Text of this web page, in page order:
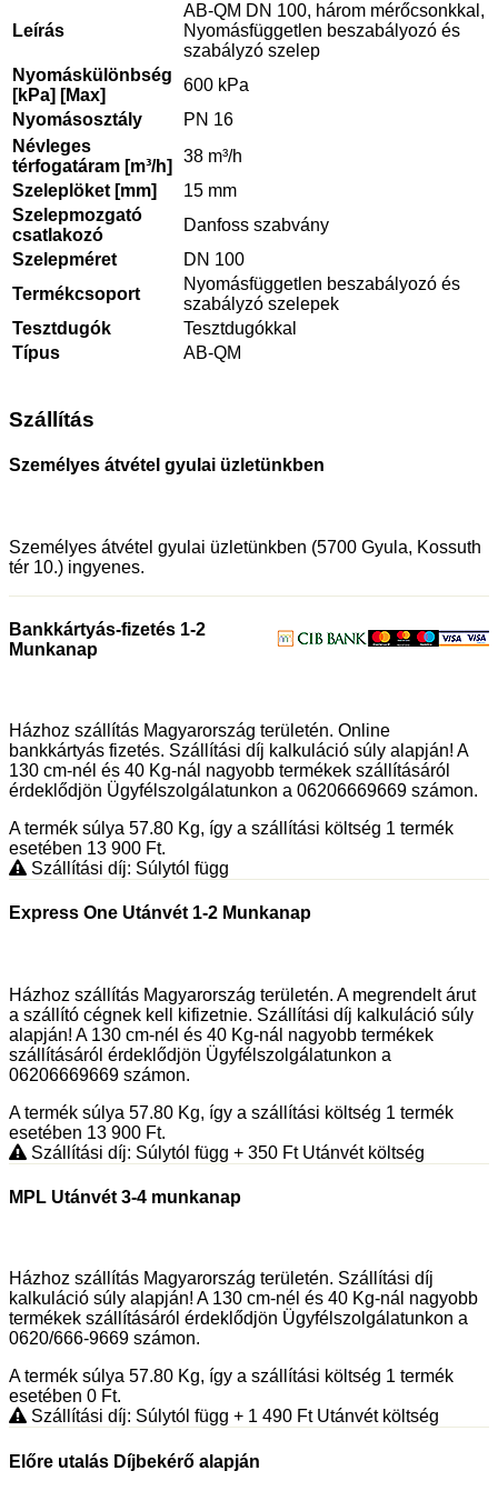
Leírás
AB-QM DN 100, három mérőcsonkkal,
Nyomásfüggetlen beszabályozó és
szabályzó szelep
Nyomáskülönbség
[kPa] [Max]
600 kPa
Nyomásosztály
PN 16
Névleges
térfogatáram [m³/h]
38 m³/h
Szeleplöket [mm]
15 mm
Szelepmozgató
csatlakozó
Danfoss szabvány
Szelepméret
DN 100
Termékcsoport
Nyomásfüggetlen beszabályozó és
szabályzó szelepek
Tesztdugók
Tesztdugókkal
Típus
AB-QM
Szállítás
Személyes átvétel gyulai üzletünkben
Személyes átvétel gyulai üzletünkben (5700 Gyula, Kossuth
tér 10.) ingyenes.
Bankkártyás-fizetés 1-2
Munkanap
Házhoz szállítás Magyarország területén. Online
bankkártyás fizetés. Szállítási díj kalkuláció súly alapján! A
130 cm-nél és 40 Kg-nál nagyobb termékek szállításáról
érdeklődjön Ügyfélszolgálatunkon a 06206669669 számon.
A termék súlya 57.80 Kg, így a szállítási költség 1 termék
esetében 13 900 Ft.
Szállítási díj: Súlytól függ
Express One Utánvét 1-2 Munkanap
Házhoz szállítás Magyarország területén. A megrendelt árut
a szállító cégnek kell kifizetnie. Szállítási díj kalkuláció súly
alapján! A 130 cm-nél és 40 Kg-nál nagyobb termékek
szállításáról érdeklődjön Ügyfélszolgálatunkon a
06206669669 számon.
A termék súlya 57.80 Kg, így a szállítási költség 1 termék
esetében 13 900 Ft.
Szállítási díj: Súlytól függ + 350 FtUtánvét költség
MPL Utánvét 3-4 munkanap
Házhoz szállítás Magyarország területén. Szállítási díj
kalkuláció súly alapján! A 130 cm-nél és 40 Kg-nál nagyobb
termékek szállításáról érdeklődjön Ügyfélszolgálatunkon a
0620/666-9669 számon.
A termék súlya 57.80 Kg, így a szállítási költség 1 termék
esetében 0 Ft.
Szállítási díj: Súlytól függ + 1 490 FtUtánvét költség
Előre utalás Díjbekérő alapján